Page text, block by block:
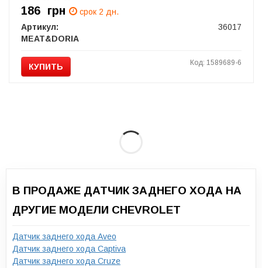
186 грн
срок 2 дн.
Артикул:
36017
MEAT&DORIA
КУПИТЬ Код: 1589689-6
В ПРОДАЖЕ ДАТЧИК ЗАДНЕГО ХОДА НА
ДРУГИЕ МОДЕЛИ CHEVROLET
Датчик заднего хода Aveo
Датчик заднего хода Captiva
Датчик заднего хода Cruze